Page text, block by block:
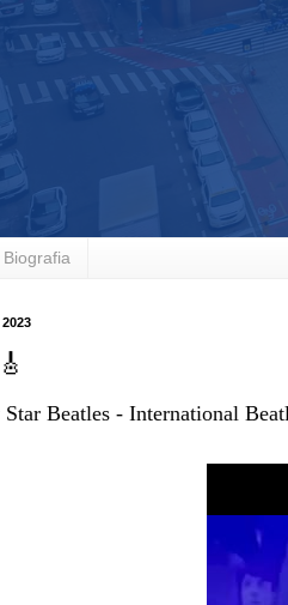
Biografia
Beatles - International